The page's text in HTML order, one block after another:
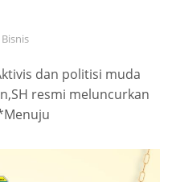
dan politisi muda
resmi meluncurkan